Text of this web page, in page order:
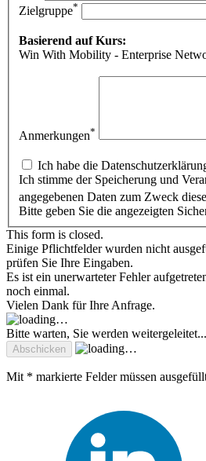
Zielgruppe*
Basierend auf Kurs:
Win With Mobility - Enterprise
Anmerkungen*
Ich habe die
Ich stimme der Speicherung und
angegebenen Daten zum Zweck
Bitte geben Sie die angezeigten
This form is closed.
Einige Pflichtfelder wurden nicht
prüfen Sie Ihre Eingaben.
Es ist ein unerwarteter Fehler
noch einmal.
Vielen Dank für Ihre Anfrage.
Bitte warten, Sie werden weitergeleitet...
Mit * markierte Felder müssen